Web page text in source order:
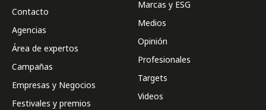
Contacto
Agencias
Área de expertos
Campañas
Empresas y Negocios
Festivales y premios
Marcas y ESG
Medios
Opinión
Profesionales
Targets
Videos